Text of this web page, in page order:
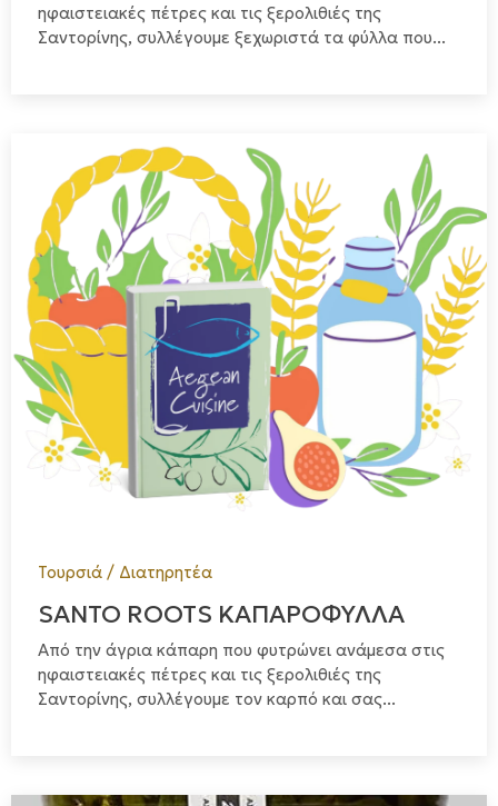
ηφαιστειακές πέτρες και τις ξερολιθιές της
Σαντορίνης, συλλέγουμε ξεχωριστά τα φύλλα που...
Τουρσιά / Διατηρητέα
SANTO ROOTS ΚΑΠΑΡΟΦΥΛΛΑ
Από την άγρια κάπαρη που φυτρώνει ανάμεσα στις
ηφαιστειακές πέτρες και τις ξερολιθιές της
Σαντορίνης, συλλέγουμε τον καρπό και σας...